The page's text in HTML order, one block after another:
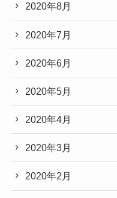
2020年8月
2020年7月
2020年6月
2020年5月
2020年4月
2020年3月
2020年2月